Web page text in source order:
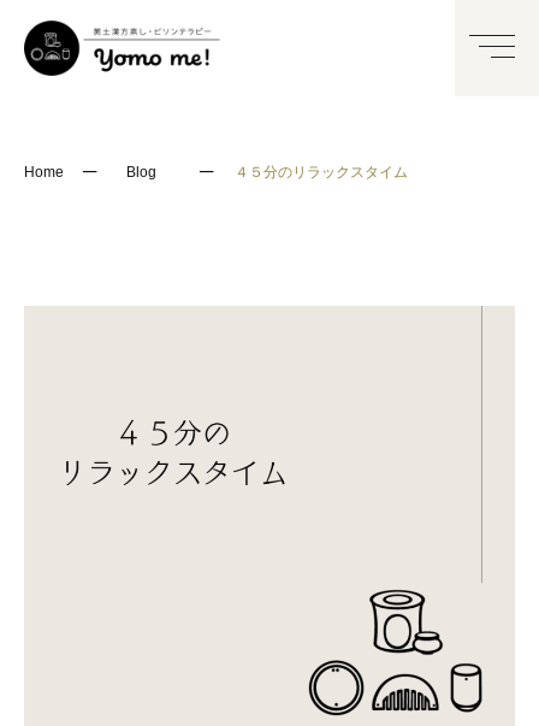
Home ─ Blog ─ ４５分のリラックスタイム